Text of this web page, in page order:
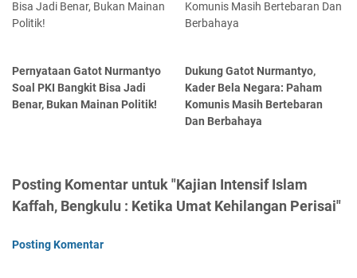
Pernyataan Gatot Nurmantyo
Soal PKI Bangkit Bisa Jadi
Benar, Bukan Mainan Politik!
Dukung Gatot Nurmantyo,
Kader Bela Negara: Paham
Komunis Masih Bertebaran
Dan Berbahaya
Posting Komentar untuk "Kajian Intensif Islam
Kaffah, Bengkulu : Ketika Umat Kehilangan Perisai"
Posting Komentar